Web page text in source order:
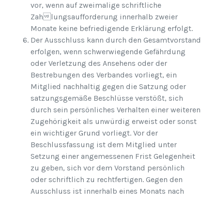
vor, wenn auf zweimalige schriftliche
Zahlungsaufforderung innerhalb zweier
Monate keine befriedigende Erklärung erfolgt.
Der Ausschluss kann durch den Gesamtvorstand
erfolgen, wenn schwerwiegende Gefährdung
oder Verletzung des Ansehens oder der
Bestrebungen des Verbandes vorliegt, ein
Mitglied nachhaltig gegen die Satzung oder
satzungsgemäße Beschlüsse verstößt, sich
durch sein persönliches Verhalten einer weiteren
Zugehörigkeit als unwürdig erweist oder sonst
ein wichtiger Grund vorliegt. Vor der
Beschlussfassung ist dem Mitglied unter
Setzung einer angemessenen Frist Gelegenheit
zu geben, sich vor dem Vorstand persönlich
oder schriftlich zu rechtfertigen. Gegen den
Ausschluss ist innerhalb eines Monats nach